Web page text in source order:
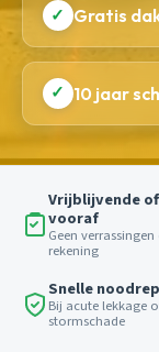
✓ Gratis
✓ 10 jaar
Vrijblijvende
vooraf
Geen
rekening
Snelle
Bij acute lekkage
stormschade